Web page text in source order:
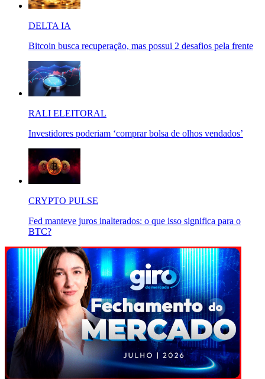
DELTA IA
Bitcoin busca recuperação, mas possui 2 desafios pela frente
RALI ELEITORAL
Investidores poderiam ‘comprar bolsa de olhos vendados’
CRYPTO PULSE
Fed manteve juros inalterados: o que isso significa para o
BTC?